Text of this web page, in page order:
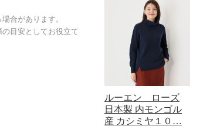
合があります。
目安としてお役立て
ルーエン ローズ
日本製 内モンゴル
産 カシミヤ１０…